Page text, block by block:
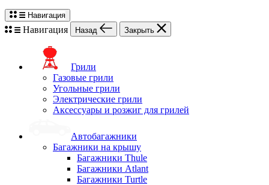
Навигация
Навигация Назад Закрыть
Грили
Газовые грили
Угольные грили
Электрические грили
Аксессуары и розжиг для грилей
Автобагажники
Багажники на крышу
Багажники Thule
Багажники Atlant
Багажники Turtle